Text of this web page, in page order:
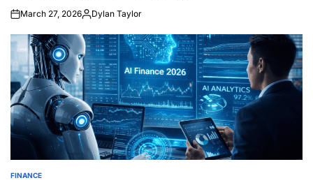
March 27, 2026Posted
Dylan Taylor
POSTED
FINANCE